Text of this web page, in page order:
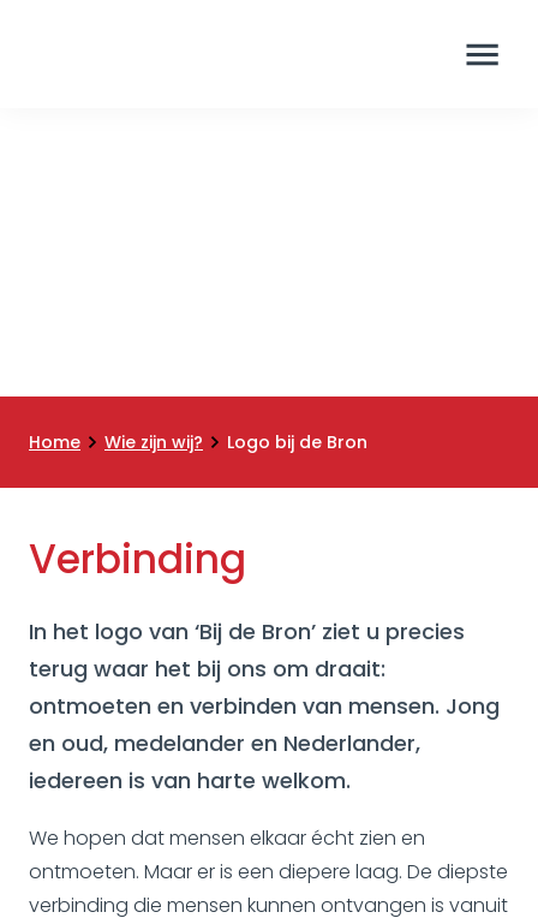
Home Wie zijn wij? Logo bij de Bron
Verbinding
In het logo van ‘Bij de Bron’ ziet u precies
terug waar het bij ons om draait:
ontmoeten en verbinden van mensen. Jong
en oud, medelander en Nederlander,
iedereen is van harte welkom.
We hopen dat mensen elkaar écht zien en
ontmoeten. Maar er is een diepere laag. De diepste
verbinding die mensen kunnen ontvangen is vanuit